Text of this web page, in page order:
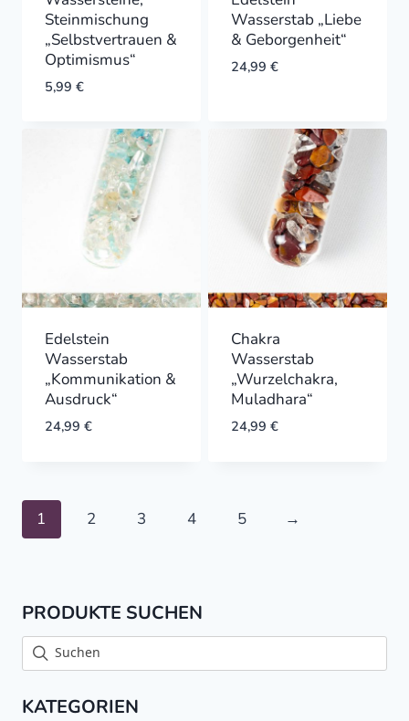
Steinmischung
„Selbstvertrauen &
Optimismus“
5,99 €
Wasserstab „Liebe
& Geborgenheit“
24,99 €
Edelstein
Wasserstab
„Kommunikation &
Ausdruck“
24,99 €
Chakra
Wasserstab
„Wurzelchakra,
Muladhara“
24,99 €
1 2 3 4 5 →
PRODUKTE SUCHEN
KATEGORIEN